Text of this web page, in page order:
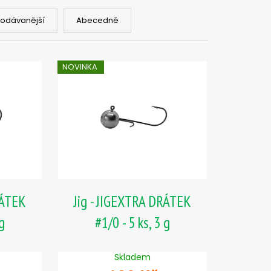
Abecedně
NOVINKA
Jig - JIGEXTRA DRÁTEK
#1/0 - 5 ks, 3 g
Skladem